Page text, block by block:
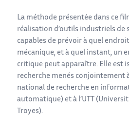
La méthode présentée dans ce
réalisation d’outils industriels
capables de prévoir à quel endroit
mécanique, et à quel instant, un
critique peut apparaître. Elle est
recherche menés conjointement
national de recherche en
automatique) et à l’UTT
Troyes).